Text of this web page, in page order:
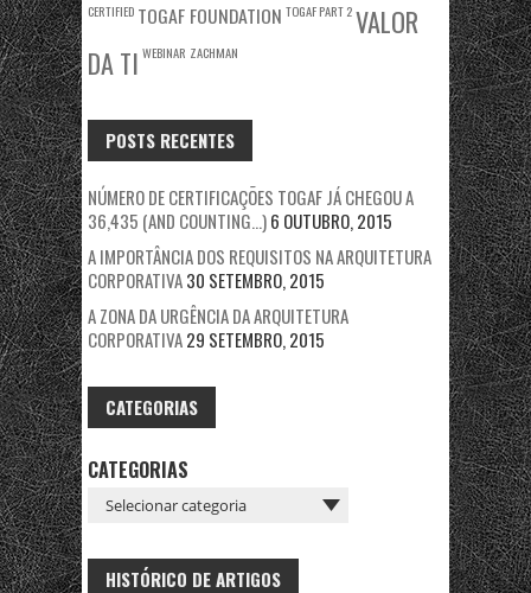
CERTIFIED TOGAF FOUNDATION TOGAF PART 2VALOR
DA TI WEBINAR ZACHMAN
POSTS RECENTES
NÚMERO DE CERTIFICAÇÕES TOGAF JÁ CHEGOU A
36,435 (AND COUNTING…)6 OUTUBRO, 2015
A IMPORTÂNCIA DOS REQUISITOS NA ARQUITETURA
CORPORATIVA30 SETEMBRO, 2015
A ZONA DA URGÊNCIA DA ARQUITETURA
CORPORATIVA29 SETEMBRO, 2015
CATEGORIAS
CATEGORIAS
HISTÓRICO DE ARTIGOS